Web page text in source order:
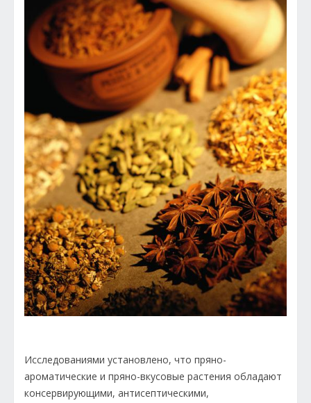
Исследованиями установлено, что пряно-
ароматические и пряно-вкусовые растения обладают
консервирующими, антисептическими,